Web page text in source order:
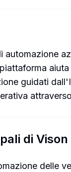
automazione
guidati
di Vison
delle